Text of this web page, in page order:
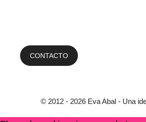
CONTACTO
© 2012 - 2026 Eva Abal - Una